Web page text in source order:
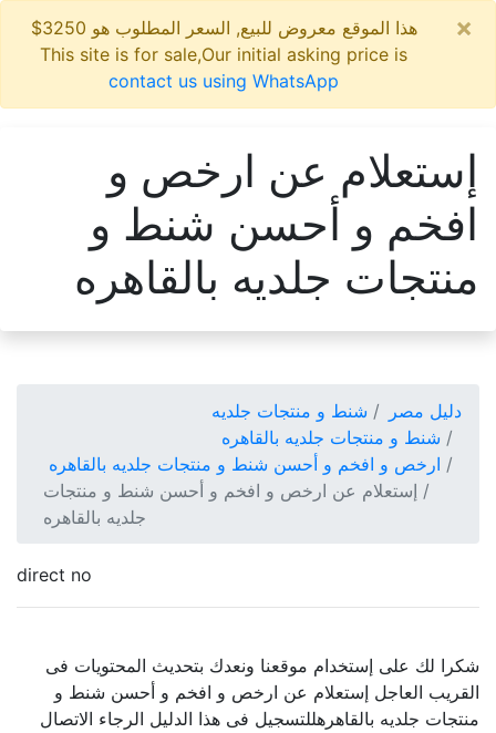
هذا الموقع معروض للبيع, السعر المطلوب هو 3250$
This site is for sale,Our initial asking price is
contact us using WhatsApp
إستعلام عن ارخص و
افخم و أحسن شنط و
منتجات جلديه بالقاهره
دليل مصر
شنط و منتجات جلديه
شنط و منتجات جلديه بالقاهره
ارخص و افخم و أحسن شنط و منتجات جلديه بالقاهره
إستعلام عن ارخص و افخم و أحسن شنط و منتجات
جلديه بالقاهره
direct no
شكرا لك على إستخدام موقعنا ونعدك بتحديث المحتويات فى
القريب العاجل إستعلام عن ارخص و افخم و أحسن شنط و
منتجات جلديه بالقاهرهللتسجيل فى هذا الدليل الرجاء الاتصال